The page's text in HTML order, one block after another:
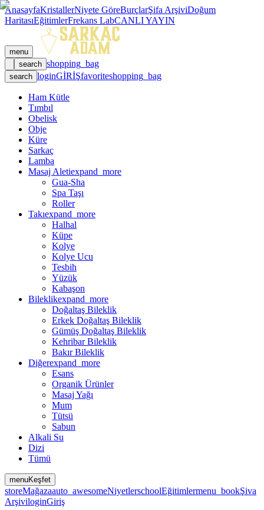
AnasayfaKristallerNiyete GöreBurçlarŞifa ArşiviDoğum
HaritasıEğitimlerFrekans LabCANLI YAYIN
menu
search shopping_bag
search loginGİRİŞfavoriteshopping_bag
Ham Kütle
Tımbıl
Obelisk
Obje
Küre
Sarkaç
Lamba
Masaj Aletiexpand_more
Gua-Sha
Spa Taşı
Roller
Takıexpand_more
Halhal
Küpe
Kolye
Kolye Ucu
Tesbih
Yüzük
Kabaşon
Bileklikexpand_more
Doğaltaş Bileklik
Erkek Doğaltaş Bileklik
Gümüş Doğaltaş Bileklik
Kehribar Bileklik
Bakır Bileklik
Diğerexpand_more
Esans
Organik Ürünler
Masaj Yağı
Mum
Tütsü
Sabun
Alkali Su
Dizi
Tümü
menuKeşfet
storeMağazaauto_awesomeNiyetlerschoolEğitimlermenu_bookŞiva
ArşiviloginGiriş